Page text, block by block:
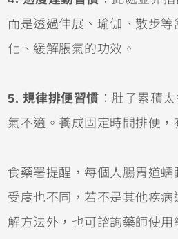
而是透過伸展、瑜伽、散步
化、緩解脹氣的功效。
5. 規律排便習慣 ：肚子累積
氣不適。養成固定時間排便，
食藥署提醒，每個人腸胃道
受度也不同，若不是其他疾
解方法外，也可諮詢藥師使用